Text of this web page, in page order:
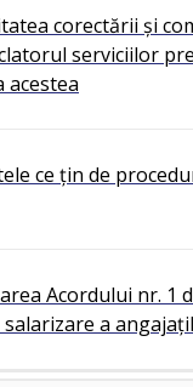
corectării și
serviciilor
ce țin de
Acordului nr. 1
a